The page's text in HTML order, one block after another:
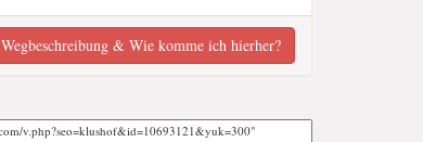
Wegbeschreibung & Wie komme ich hierher?